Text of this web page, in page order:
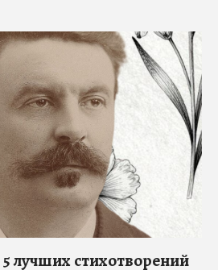
лучших стихотворений